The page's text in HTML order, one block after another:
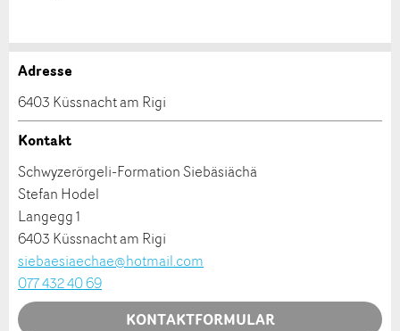
Anzeige beanstanden
Ihr Feedback wird sehr geschätzt!
Allgemeines Feedback
Anzeige nicht mehr gültig
Anzeige unvollständig
Anzeige weiterempfehlen
Empfehlen Sie diese Anzeige an Freunde weiter.
Adresse
6403 Küssnacht am Rigi
Kontakt
Schwyzerörgeli-Formation Siebäsiächä
Stefan Hodel
Langegg 1
6403 Küssnacht am Rigi
siebaesiaechae@hotmail.com
077 432 40 69
KONTAKTFORMULAR